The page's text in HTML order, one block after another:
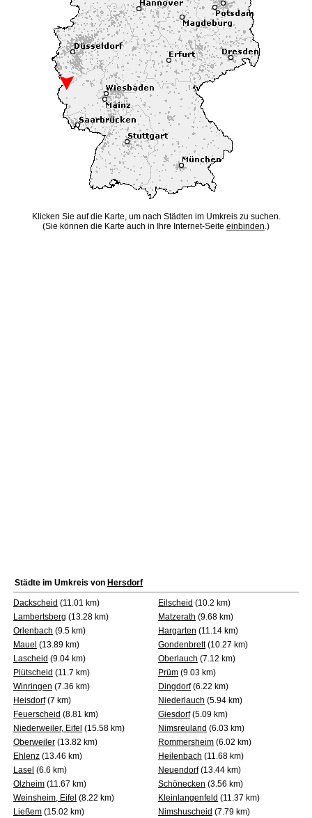
Klicken Sie auf die Karte, um nach Städten im Umkreis zu suchen.
(Sie können die Karte auch in Ihre Internet-Seite einbinden.)
Städte im Umkreis von Hersdorf
Dackscheid (11.01 km) Eilscheid (10.2 km)
Lambertsberg (13.28 km) Matzerath (9.68 km)
Orlenbach (9.5 km) Hargarten (11.14 km)
Mauel (13.89 km) Gondenbrett(10.27 km)
Lascheid (9.04 km) Oberlauch (7.12 km)
Plütscheid (11.7 km) Prüm (9.03 km)
Winringen (7.36 km) Dingdorf(6.22 km)
Heisdorf(7 km) Niederlauch (5.94 km)
Feuerscheid (8.81 km) Giesdorf(5.09 km)
Niederweiler, Eifel (15.58 km) Nimsreuland (6.03 km)
Oberweiler (13.82 km) Rommersheim (6.02 km)
Ehlenz (13.46 km) Heilenbach (11.68 km)
Lasel (6.6 km) Neuendorf(13.44 km)
Olzheim (11.67 km) Schönecken (3.56 km)
Weinsheim, Eifel (8.22 km) Kleinlangenfeld (11.37 km)
Ließem (15.02 km) Nimshuscheid (7.79 km)